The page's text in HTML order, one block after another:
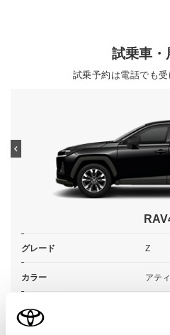
試乗車・
試乗予約は電話でも受
グレード Z
カラー アテ
エンジンタイプ